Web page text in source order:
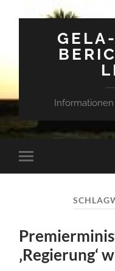
Mobile-
Menü
‚Regierung‘